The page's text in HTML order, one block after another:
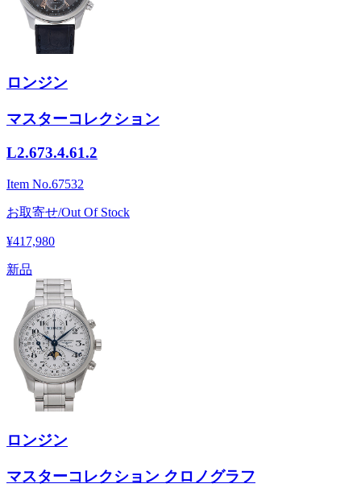
ロンジン
マスターコレクション
L2.673.4.61.2
Item No.67532
お取寄せ/Out Of Stock
¥417,980
新品
ロンジン
マスターコレクション クロノグラフ